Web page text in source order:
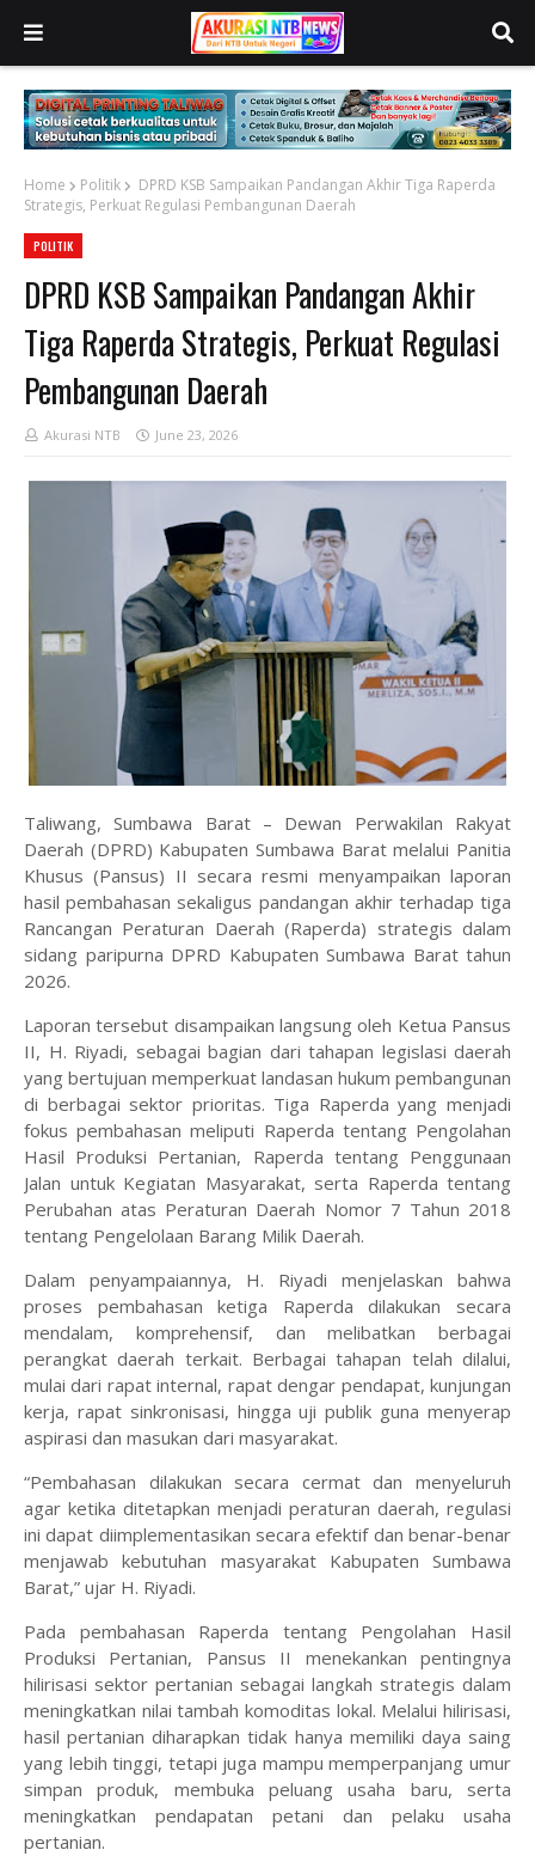
Home Politik
DPRD KSB Sampaikan Pandangan Akhir Tiga Raperda
Strategis, Perkuat Regulasi Pembangunan Daerah
POLITIK
DPRD KSB Sampaikan Pandangan Akhir
Tiga Raperda Strategis, Perkuat Regulasi
Pembangunan Daerah
Akurasi NTB June 23, 2026
Taliwang, Sumbawa Barat – Dewan Perwakilan Rakyat
Daerah (DPRD) Kabupaten Sumbawa Barat melalui Panitia
Khusus (Pansus) II secara resmi menyampaikan laporan
hasil pembahasan sekaligus pandangan akhir terhadap tiga
Rancangan Peraturan Daerah (Raperda) strategis dalam
sidang paripurna DPRD Kabupaten Sumbawa Barat tahun
2026.
Laporan tersebut disampaikan langsung oleh Ketua Pansus
II, H. Riyadi, sebagai bagian dari tahapan legislasi daerah
yang bertujuan memperkuat landasan hukum pembangunan
di berbagai sektor prioritas. Tiga Raperda yang menjadi
fokus pembahasan meliputi Raperda tentang Pengolahan
Hasil Produksi Pertanian, Raperda tentang Penggunaan
Jalan untuk Kegiatan Masyarakat, serta Raperda tentang
Perubahan atas Peraturan Daerah Nomor 7 Tahun 2018
tentang Pengelolaan Barang Milik Daerah.
Dalam penyampaiannya, H. Riyadi menjelaskan bahwa
proses pembahasan ketiga Raperda dilakukan secara
mendalam, komprehensif, dan melibatkan berbagai
perangkat daerah terkait. Berbagai tahapan telah dilalui,
mulai dari rapat internal, rapat dengar pendapat, kunjungan
kerja, rapat sinkronisasi, hingga uji publik guna menyerap
aspirasi dan masukan dari masyarakat.
“Pembahasan dilakukan secara cermat dan menyeluruh
agar ketika ditetapkan menjadi peraturan daerah, regulasi
ini dapat diimplementasikan secara efektif dan benar-benar
menjawab kebutuhan masyarakat Kabupaten Sumbawa
Barat,” ujar H. Riyadi.
Pada pembahasan Raperda tentang Pengolahan Hasil
Produksi Pertanian, Pansus II menekankan pentingnya
hilirisasi sektor pertanian sebagai langkah strategis dalam
meningkatkan nilai tambah komoditas lokal. Melalui hilirisasi,
hasil pertanian diharapkan tidak hanya memiliki daya saing
yang lebih tinggi, tetapi juga mampu memperpanjang umur
simpan produk, membuka peluang usaha baru, serta
meningkatkan pendapatan petani dan pelaku usaha
pertanian.